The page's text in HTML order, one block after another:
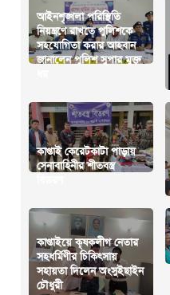
আইনশৃঙ্খলা পরিস্থিতি
নিয়ন্ত্রণে রাখতে পুলিশকে
সহযোগিতা করার আহবান
জানালেন পুলিশ সুপার মুক্ত
কাপ্তাই কেরেটকাটা পাড়ায়
সেনাবাহিনীর শীতবস্ত্র
কাপ্তাইয়ে কৃষকলীগ নেতার
সহধর্মিণীর চিকিৎসায়
সহায়তা দিলেন অংসুইছাইন
চৌধুরী